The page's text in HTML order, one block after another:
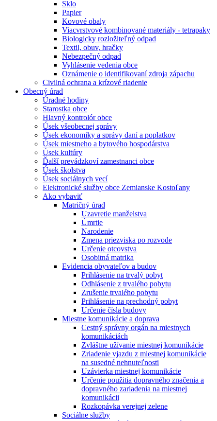
Sklo
Papier
Kovové obaly
Viacvrstvové kombinované materiály - tetrapaky
Biologicky rozložiteľný odpad
Textil, obuv, hračky
Nebezpečný odpad
Vyhlásenie vedenia obce
Oznámenie o identifikovaní zdroja zápachu
Civilná ochrana a krízové riadenie
Obecný úrad
Úradné hodiny
Starostka obce
Hlavný kontrolór obce
Úsek všeobecnej správy
Úsek ekonomiky a správy daní a poplatkov
Úsek miestneho a bytového hospodárstva
Úsek kultúry
Ďalší prevádzkoví zamestnanci obce
Úsek školstva
Úsek sociálnych vecí
Elektronické služby obce Zemianske Kostoľany
Ako vybaviť
Matričný úrad
Uzavretie manželstva
Úmrtie
Narodenie
Zmena priezviska po rozvode
Určenie otcovstva
Osobitná matrika
Evidencia obyvateľov a budov
Prihlásenie na trvalý pobyt
Odhlásenie z trvalého pobytu
Zrušenie trvalého pobytu
Prihlásenie na prechodný pobyt
Určenie čísla budovy
Miestne komunikácie a doprava
Cestný správny orgán na miestnych
komunikáciách
Zvláštne užívanie miestnej komunikácie
Zriadenie vjazdu z miestnej komunikácie
na susedné nehnuteľnosti
Uzávierka miestnej komunikácie
Určenie použitia dopravného značenia a
dopravného zariadenia na miestnej
komunikácii
Rozkopávka verejnej zelene
Sociálne služby